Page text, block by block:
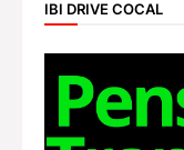
IBI DRIVE COCAL